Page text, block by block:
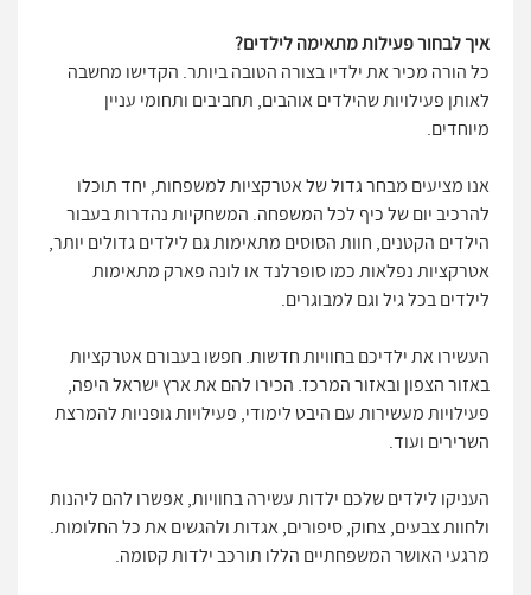
איך לבחור פעילות מתאימה לילדים?
כל הורה מכיר את ילדיו בצורה הטובה ביותר. הקדישו מחשבה
לאותן פעילויות שהילדים אוהבים, תחביבים ותחומי עניין
מיוחדים.
אנו מציעים מבחר גדול של אטרקציות למשפחות, יחד תוכלו
להרכיב יום של כיף לכל המשפחה. המשחקיות נהדרות בעבור
הילדים הקטנים, חוות הסוסים מתאימות גם לילדים גדולים יותר,
אטרקציות נפלאות כמו סופרלנד או לונה פארק מתאימות
לילדים בכל גיל וגם למבוגרים.
העשירו את ילדיכם בחוויות חדשות. חפשו בעבורם אטרקציות
באזור הצפון ובאזור המרכז. הכירו להם את ארץ ישראל היפה,
פעילויות מעשירות עם היבט לימודי, פעילויות גופניות להמרצת
השרירים ועוד.
העניקו לילדים שלכם ילדות עשירה בחוויות, אפשרו להם ליהנות
ולחוות צבעים, צחוק, סיפורים, אגדות ולהגשים את כל החלומות.
מרגעי האושר המשפחתיים הללו תורכב ילדות קסומה.